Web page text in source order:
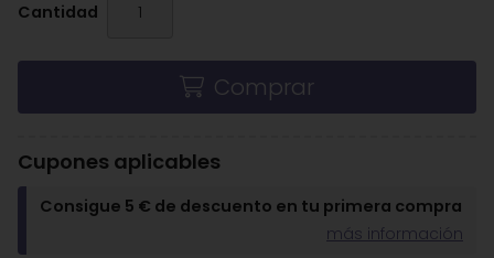
Cantidad
Comprar
Cupones aplicables
Consigue 5 € de descuento en tu primera compra
más información